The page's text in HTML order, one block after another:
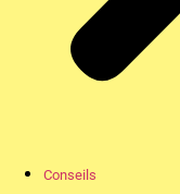
Conseils